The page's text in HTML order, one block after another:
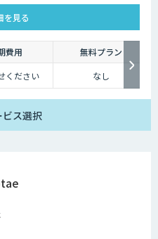
る最大のメリットは、24時間365
ォンの普及に伴い、ユーザーはい
になりました。そのため現在は、
知りたい」と思い立つケースも少
置しておけば、ユーザーの疑問を
向上にもつなげていくことができ
を整えられるという点は大きなメ
繁に寄せられることは決して珍し
回答していくのは、決して効率的
トボットであれば問い合わせ対応
へ力を注ぐことが可能になりま
を見る
費用
無料プラン
ください なし
ビス選択